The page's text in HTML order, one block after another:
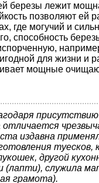
березы лежит
позволяют ей
где могучий и
способность
для жизни и
мощные
издавна
туесков,
другой
(лапти), служила
грамота).